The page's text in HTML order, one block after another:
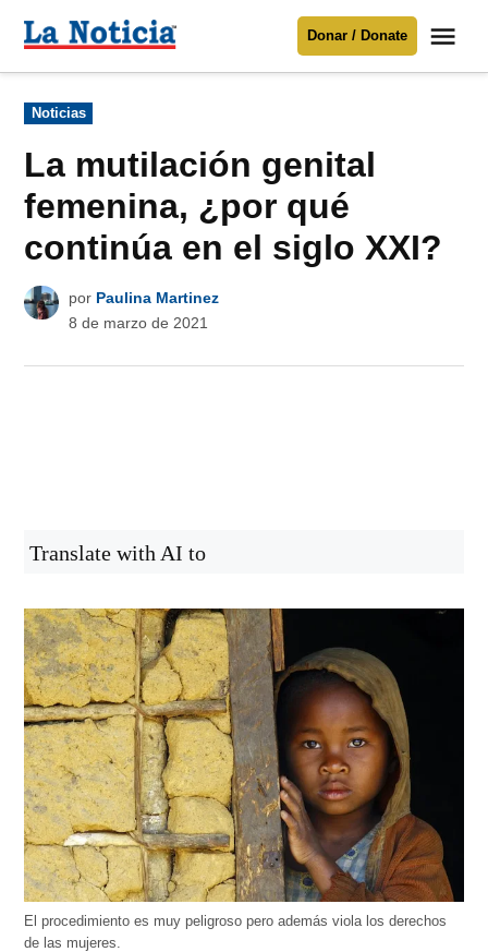
Para mantenerte informado necesitamos
Donar
contenido
Noticia
Donar / Donate
Publicado
en
Noticias
La mutilación genital
femenina, ¿por qué
continúa en el siglo XXI?
por Paulina Martinez
8 de marzo de 2021
Translate with AI to
El procedimiento es muy peligroso pero además viola los derechos
de las mujeres.